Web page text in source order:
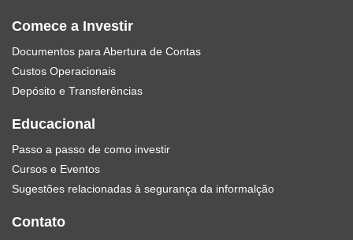
Comece a Investir
Documentos para Abertura de Contas
Custos Operacionais
Depósito e Transferências
Educacional
Passo a passo de como investir
Cursos e Eventos
Sugestões relacionadas à segurança da informalção
Contato